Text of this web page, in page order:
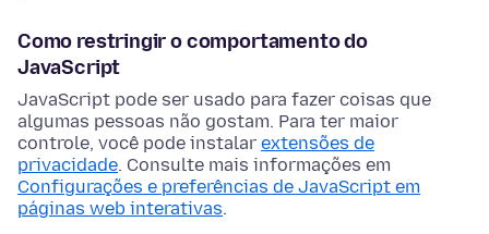
Como restringir o comportamento do
JavaScript
JavaScript pode ser usado para fazer coisas que
algumas pessoas não gostam. Para ter maior
controle, você pode instalar extensões de
privacidade. Consulte mais informações em
Configurações e preferências de JavaScript em
páginas web interativas.